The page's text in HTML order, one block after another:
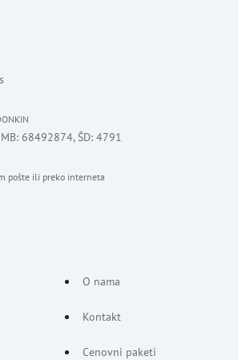
68492874, ŠD: 4791
pošte ili preko interneta
O nama
Kontakt
Cenovni paketi